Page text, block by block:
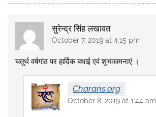
सुरेन्द्र सिंह लखावत
October 7, 2019 at 4:15 pm
चतुर्थ वर्षगांठ पर हार्दिक बधाई एवं शुभकामनाएं ।
Charans.org
October 8, 2019 at 1:44 am